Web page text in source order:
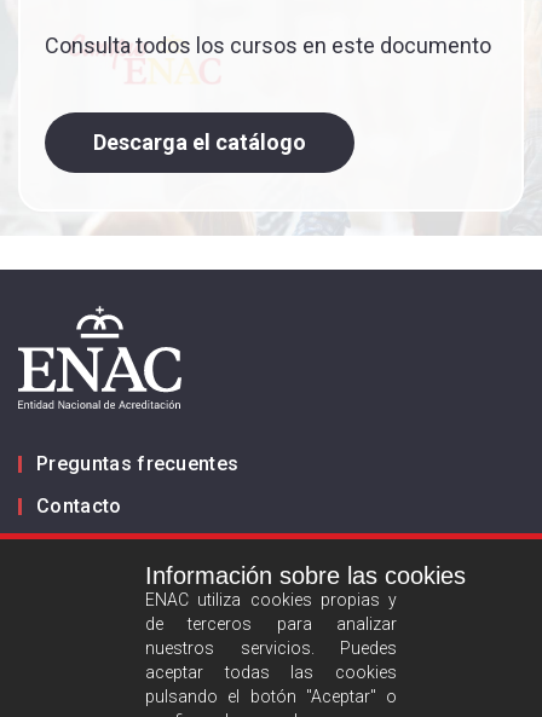
Consulta todos los cursos en este documento
Descarga el catálogo
Preguntas frecuentes
Contacto
Información sobre las cookies
ENAC utiliza cookies propias y
de terceros para analizar
nuestros servicios. Puedes
aceptar todas las cookies
pulsando el botón "Aceptar" o